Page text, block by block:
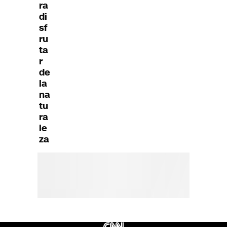
ra
di
sf
ru
ta
r
de
la
na
tu
ra
le
za